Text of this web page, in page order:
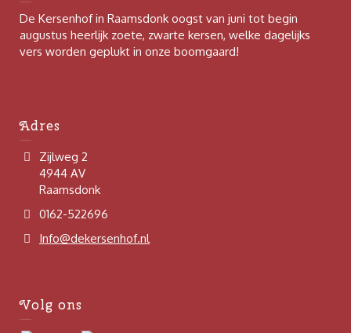
De Kersenhof in Raamsdonk oogst van juni tot begin
augustus heerlijk zoete, zwarte kersen, welke dagelijks
vers worden geplukt in onze boomgaard!
Adres
Zijlweg 2
4944 AV
Raamsdonk
0162-522696
Info@dekersenhof.nl
Volg ons